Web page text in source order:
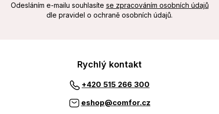
Odesláním e-mailu souhlasíte se zpracováním osobních údajů
dle pravidel o ochraně osobních údajů.
Rychlý kontakt
+420 515 266 300
eshop@comfor.cz